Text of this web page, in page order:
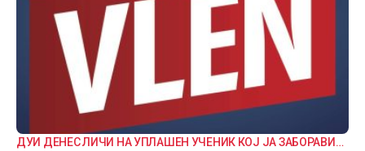
ДУИ ДЕНЕС ЛИЧИ НА УПЛАШЕН УЧЕНИК КОЈ ЈА ЗАБОРАВИЛ